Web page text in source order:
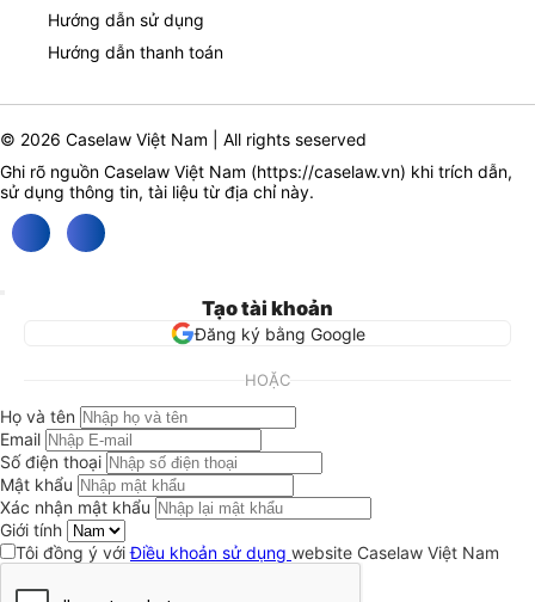
Hướng dẫn sử dụng
Hướng dẫn thanh toán
© 2026 Caselaw Việt Nam | All rights seserved
Ghi rõ nguồn Caselaw Việt Nam (https://caselaw.vn) khi trích dẫn,
sử dụng thông tin, tài liệu từ địa chỉ này.
Tạo tài khoản
Đăng ký bằng Google
HOẶC
Họ và tên
Email
Số điện thoại
Mật khẩu
Xác nhận mật khẩu
Giới tính
Tôi đồng ý vớiĐiều khoản sử dụng website Caselaw Việt Nam